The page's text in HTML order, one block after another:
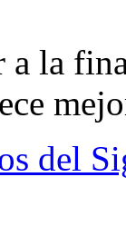
a la
del